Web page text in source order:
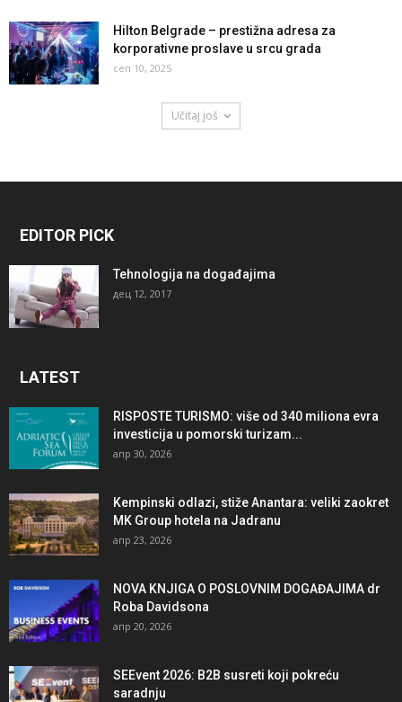
Hilton Belgrade – prestižna adresa za
korporativne proslave u srcu grada
сеп 10, 2025
Učitaj još
EDITOR PICK
Tehnologija na događajima
дец 12, 2017
LATEST
RISPOSTE TURISMO: više od 340 miliona evra
investicija u pomorski turizam...
апр 30, 2026
Kempinski odlazi, stiže Anantara: veliki zaokret
MK Group hotela na Jadranu
апр 23, 2026
NOVA KNJIGA O POSLOVNIM DOGAĐAJIMA dr
Roba Davidsona
апр 20, 2026
SEEvent 2026: B2B susreti koji pokreću
saradnju